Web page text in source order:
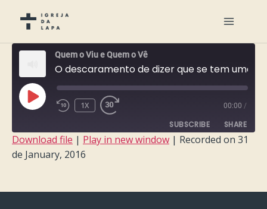
Quem o Viu e Quem o Vê
PLAY
EPISODE
1X 00:00 /
SUBSCRIBE SHARE
SHARE
Download file | Play in new window | Recorded on 31
de January, 2016